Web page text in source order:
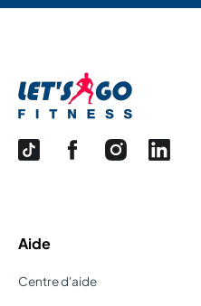
Aide
Centre d'aide